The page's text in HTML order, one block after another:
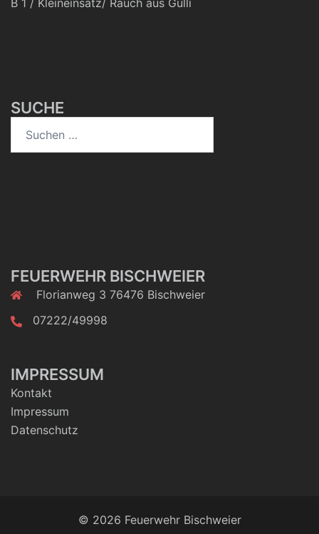
B 1 / Kleineinsatz/ Rauch aus Gulli
SUCHE
FEUERWEHR BISCHWEIER
Florianweg 3 76476 Bischweier
07222/49998
IMPRESSUM
Kontakt
Impressum
Datenschutz
© 2026 Feuerwehr Bischweier